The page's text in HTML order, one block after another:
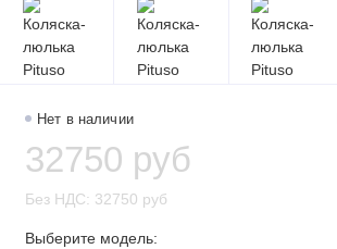
Нет в наличии
32750 руб
Без НДС: 32750 руб
Выберите модель: